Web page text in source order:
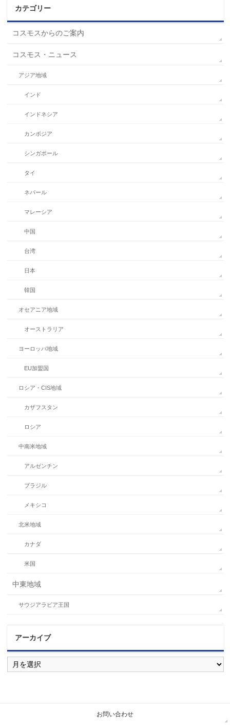
カテゴリー
コスモスからのご案内
コスモス・ニュース
アジア地域
インド
インドネシア
カンボジア
シンガポール
タイ
ネパール
マレーシア
中国
台湾
日本
韓国
オセアニア地域
オーストラリア
ヨーロッパ地域
EU加盟国
ロシア・CIS地域
カザフスタン
ロシア
中南米地域
アルゼンチン
ブラジル
メキシコ
北米地域
カナダ
米国
中東地域
サウジアラビア王国
アーカイブ
ア
ー
カ
お問い合わせ